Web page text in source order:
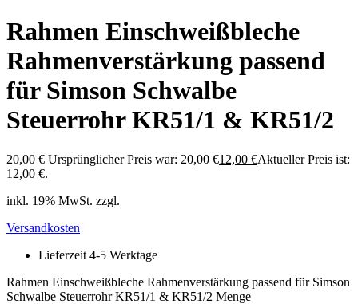
Rahmen Einschweißbleche
Rahmenverstärkung passend
für Simson Schwalbe
Steuerrohr KR51/1 & KR51/2
20,00€ Ursprünglicher Preis war: 20,00 €12,00 €Aktueller Preis ist:
12,00 €.
inkl. 19% MwSt. zzgl.
Versandkosten
Lieferzeit 4-5 Werktage
Rahmen Einschweißbleche Rahmenverstärkung passend für Simson
Schwalbe Steuerrohr KR51/1 & KR51/2 Menge